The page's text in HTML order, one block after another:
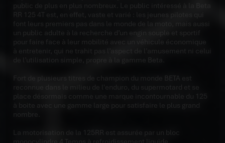
public de plus en plus nombreux. Le public intéressé à la Beta
RR 125 4T est, en effet, vaste et varié : les jeunes pilotes qui
font leurs premiers pas dans le monde de la moto, mais aussi
un public adulte à la recherche d’un engin souple et sportif
pour faire face à leur mobilité avec un véhicule économique
à entretenir, qui ne trahit pas l’aspect de l’amusement ni celui
de l’utilisation simple, propre à la gamme Beta.
Fort de plusieurs titres de champion du monde BETA est
reconnue dans le milieu de l'enduro, du supermotard et se
à boite avec une gamme large pour satisfaire le plus grand
La motorisation de la 125RR est assurée par un bloc